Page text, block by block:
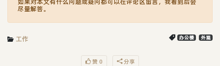
尽量解答。
工作 办公楼 外观
赞 0 分享